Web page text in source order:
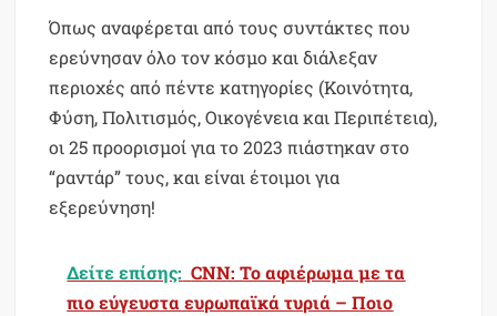
Όπως αναφέρεται από τους συντάκτες που
ερεύνησαν όλο τον κόσμο και διάλεξαν
περιοχές από πέντε κατηγορίες (Κοινότητα,
Φύση, Πολιτισμός, Οικογένεια και Περιπέτεια),
οι 25 προορισμοί για το 2023 πιάστηκαν στο
“ραντάρ” τους, και είναι έτοιμοι για
εξερεύνηση!
Δείτε επίσης: CNN: Το αφιέρωμα με τα
πιο εύγευστα ευρωπαϊκά τυριά – Ποιο